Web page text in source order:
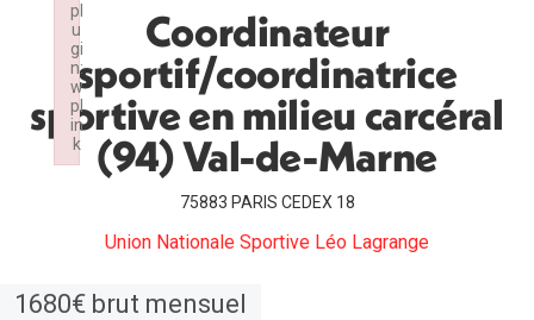
Coordinateur
sportif/coordinatrice
sportive en milieu carcéral
(94) Val-de-Marne
75883 PARIS CEDEX 18
Union Nationale Sportive Léo Lagrange
1680€ brut mensuel
pl
u
gi
n:
w
pl
in
k
Failed to initialize plugin: wplink